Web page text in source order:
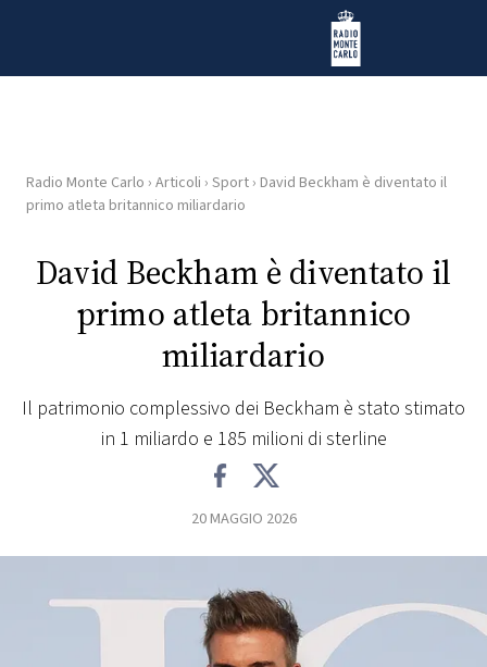
Radio Monte Carlo
HOME
RADIO
RADIO
PLAYLIST
CONCORSI
Radio Monte Carlo › Articoli › Sport › David Beckham è diventato il
primo atleta britannico miliardario
David Beckham è diventato il
primo atleta britannico
miliardario
Il patrimonio complessivo dei Beckham è stato stimato
in 1 miliardo e 185 milioni di sterline
20 MAGGIO 2026